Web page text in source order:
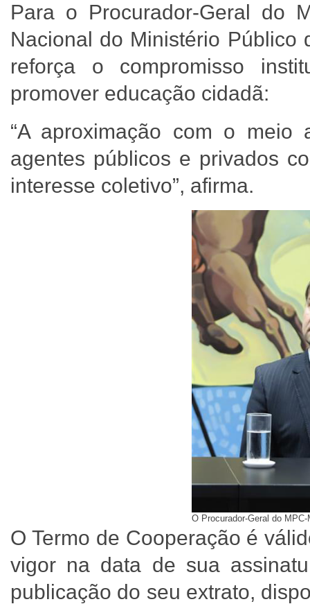
Para o Procurador-Geral do
Nacional do Ministério Público
reforça o compromisso
promover educação cidadã:
“A aproximação com o meio
agentes públicos e privados
interesse coletivo”, afirma.
O Procurador-Geral do
O Termo de Cooperação é
vigor na data de sua
publicação do seu extrato,